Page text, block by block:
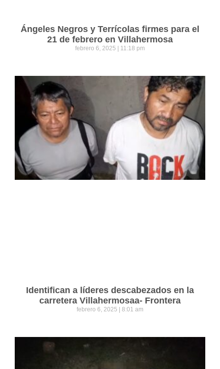
Ángeles Negros y Terrícolas firmes para el
21 de febrero en Villahermosa
febrero 6, 2025 11:18 pm
Identifican a líderes descabezados en la
carretera Villahermosaa- Frontera
febrero 6, 2025 8:01 am